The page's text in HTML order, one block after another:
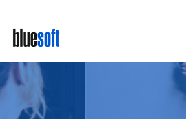
main
content